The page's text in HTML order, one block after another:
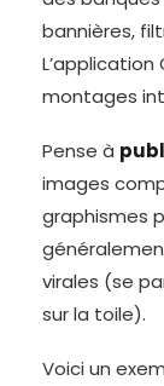
bannières,
montages
Pense à
images
graphismes
virales (se
sur la toile).
Voici un